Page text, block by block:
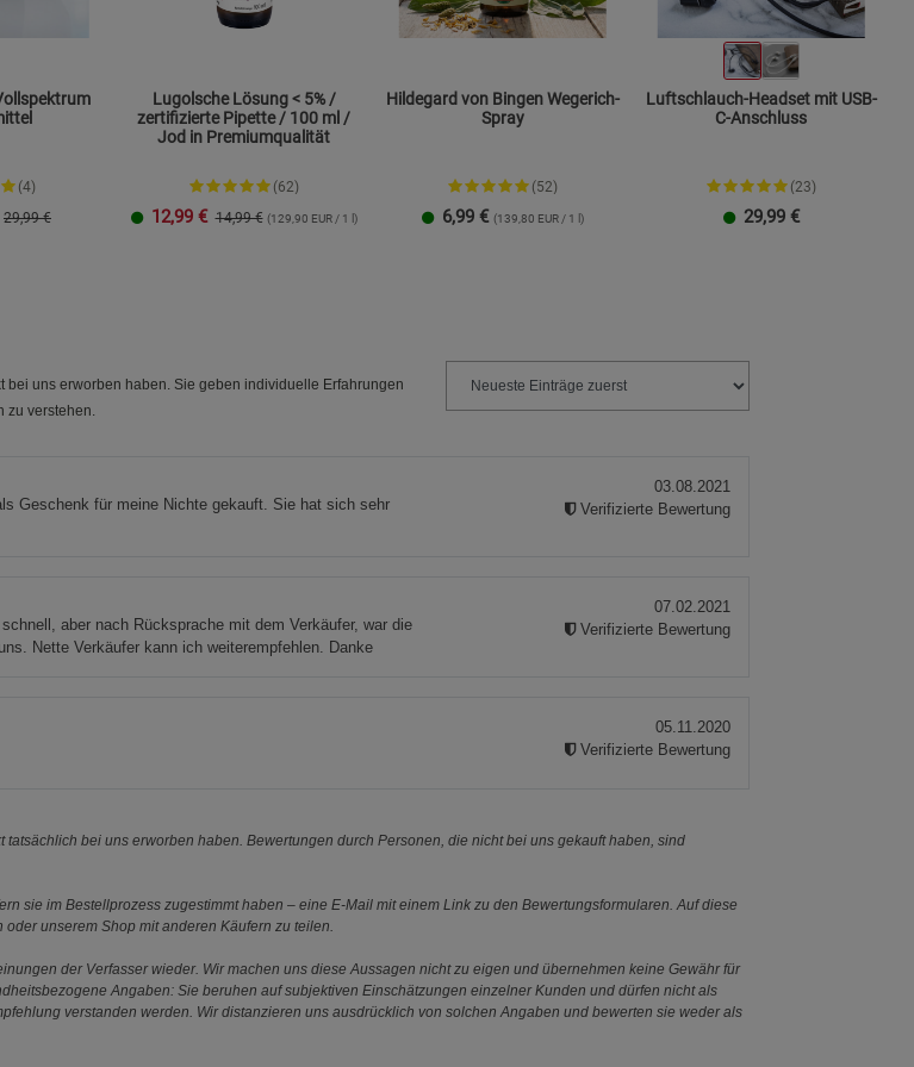
(4)
29,99 €
Lugolsche Lösung < 5% /
zertifizierte Pipette / 100 ml /
Jod in Premiumqualität
(62)
12,99 € 14,99 € (129,90 EUR / 1 l)
Hildegard von Bingen Wegerich-
Spray
(52)
6,99 € (139,80 EUR / 1 l)
Luftschlauch-Headset mit USB-
C-Anschluss
(23)
29,99 €
uns erworben haben. Sie geben individuelle Erfahrungen
zu verstehen.
Geschenk für meine Nichte gekauft. Sie hat sich sehr
03.08.2021
Verifizierte Bewertung
aber nach Rücksprache mit dem Verkäufer, war die
Nette Verkäufer kann ich weiterempfehlen. Danke
07.02.2021
Verifizierte Bewertung
05.11.2020
Verifizierte Bewertung
bei uns erworben haben. Bewertungen durch Personen, die nicht bei uns gekauft haben, sind
sie im Bestellprozess zugestimmt haben – eine E-Mail mit einem Link zu den Bewertungsformularen. Auf diese
unserem Shop mit anderen Käufern zu teilen.
der Verfasser wieder. Wir machen uns diese Aussagen nicht zu eigen und übernehmen keine Gewähr für
Angaben: Sie beruhen auf subjektiven Einschätzungen einzelner Kunden und dürfen nicht als
verstanden werden. Wir distanzieren uns ausdrücklich von solchen Angaben und bewerten sie weder als